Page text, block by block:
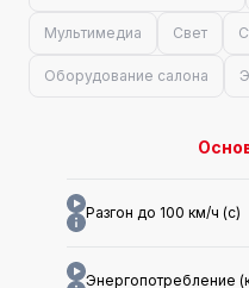
Мультимедиа Свет
Оборудование салона
Разгон до 100 км/ч (с)
Энергопотребление